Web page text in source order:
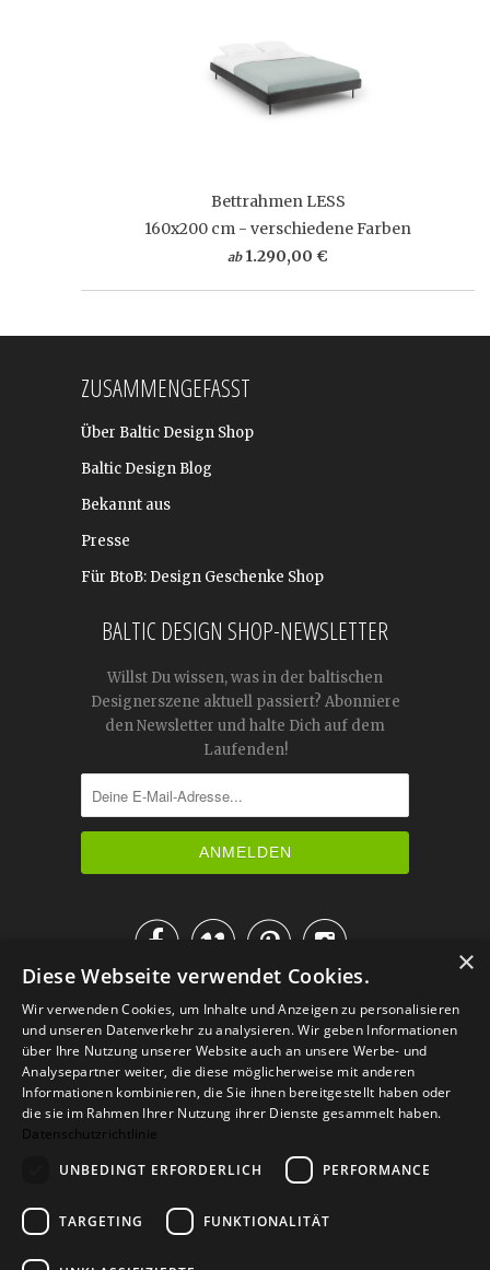
Bettrahmen LESS
160x200 cm - verschiedene Farben
ab 1.290,00 €
ZUSAMMENGEFASST
Über Baltic Design Shop
Baltic Design Blog
Bekannt aus
Presse
Für BtoB: Design Geschenke Shop
BALTIC DESIGN SHOP-NEWSLETTER
Willst Du wissen, was in der baltischen
Designerszene aktuell passiert? Abonniere
den Newsletter und halte Dich auf dem
Laufenden!

IM KATALOG BLÄTTERN
Versand Zahlarten
Retoure
×
Diese Webseite verwendet Cookies.
Wir verwenden Cookies, um Inhalte und Anzeigen zu personalisieren
und unseren Datenverkehr zu analysieren. Wir geben Informationen
über Ihre Nutzung unserer Website auch an unsere Werbe- und
Analysepartner weiter, die diese möglicherweise mit anderen
Informationen kombinieren, die Sie ihnen bereitgestellt haben oder
die sie im Rahmen Ihrer Nutzung ihrer Dienste gesammelt haben.
Datenschutzrichtlinie
UNBEDINGT ERFORDERLICH
PERFORMANCE
TARGETING FUNKTIONALITÄT